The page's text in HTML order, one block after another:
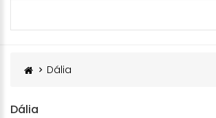
Dália
Dália